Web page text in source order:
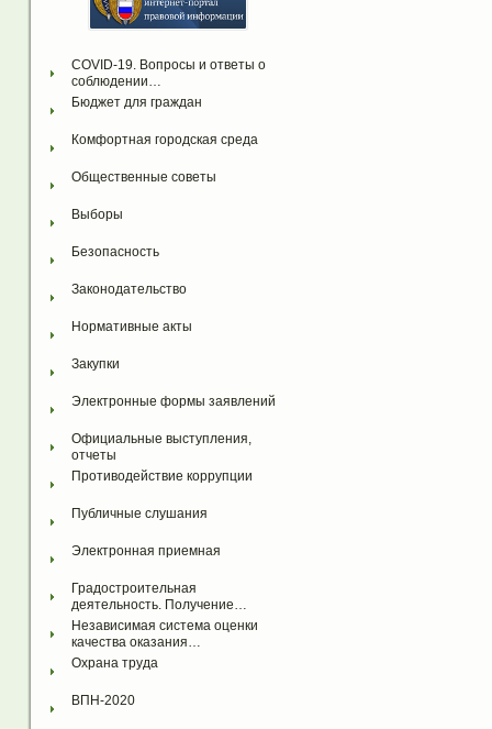
COVID-19. Вопросы и ответы о
соблюдении…
Бюджет для граждан
Комфортная городская среда
Общественные советы
Выборы
Безопасность
Законодательство
Нормативные акты
Закупки
Электронные формы заявлений
Официальные выступления,
отчеты
Противодействие коррупции
Публичные слушания
Электронная приемная
Градостроительная
деятельность. Получение…
Независимая система оценки
качества оказания…
Охрана труда
ВПН-2020